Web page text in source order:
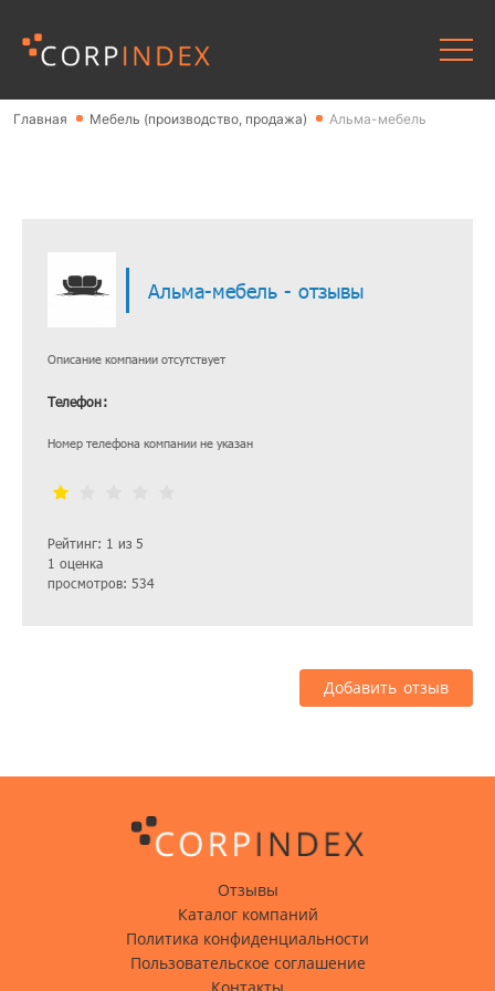
Главная Мебель (производство, продажа) Альма-мебель
Альма-мебель - отзывы
Описание компании отсутствует
Рейтинг: 1 из 5
1 оценка
просмотров: 534
Телефон:
Номер телефона компании не указан
Добавить отзыв
Отзывы
Каталог компаний
Политика конфиденциальности
Пользовательское соглашение